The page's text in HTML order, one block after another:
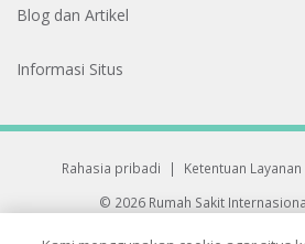
Blog dan Artikel
Informasi Situs
Rahasia pribadi | Ketentuan Layanan
© 2026 Rumah Sakit